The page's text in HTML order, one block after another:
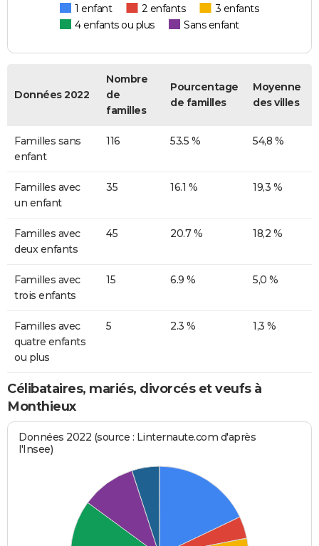
1 enfant 2 enfants
3 enfants
4 enfants ou plus
Sans enfant
Données 2022
Nombre
de
familles
Pourcentage
de familles
Moyenne
des villes
Familles sans
enfant
116 53.5 % 54,8 %
Familles avec
un enfant
35 16.1 % 19,3 %
Familles avec
deux enfants
45 20.7 % 18,2 %
Familles avec
trois enfants
15 6.9 % 5,0 %
Familles avec
quatre enfants
ou plus
5 2.3 % 1,3 %
Célibataires, mariés, divorcés et veufs à
Monthieux
Données 2022 (source : Linternaute.com d'après
l'Insee)